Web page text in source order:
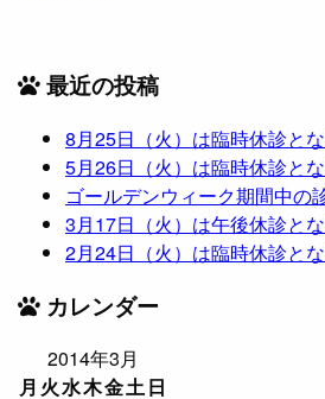
最近の投稿
8月25日（火）は臨時休診とな
5月26日（火）は臨時休診とな
ゴールデンウィーク期間中の
3月17日（火）は午後休診とな
2月24日（火）は臨時休診とな
カレンダー
2014年3月
月 火水木金土日